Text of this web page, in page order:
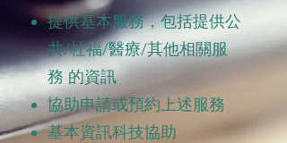
提供基本服務，包括提供公
共/社福/醫療/其他相關服
務 的資訊
協助申請或預約上述服務
基本資訊科技協助